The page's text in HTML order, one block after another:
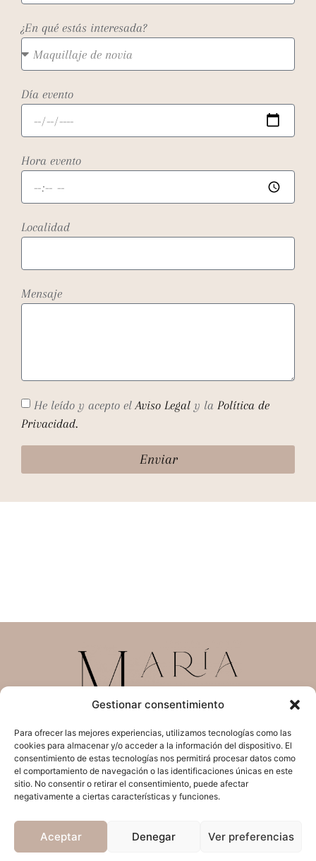
Gestionar consentimiento
Para ofrecer las mejores experiencias, utilizamos tecnologías como las
cookies para almacenar y/o acceder a la información del dispositivo. El
consentimiento de estas tecnologías nos permitirá procesar datos como
el comportamiento de navegación o las identificaciones únicas en este
sitio. No consentir o retirar el consentimiento, puede afectar
negativamente a ciertas características y funciones.
Aceptar Denegar Ver preferencias
¿En qué estás interesada?
Día evento
Hora evento
Localidad
Mensaje
He leído y acepto el Aviso Legal y la Política de
Privacidad.
Enviar
para novias
Tlf.654693794
info@demariamunoz.es
Política de Privacidad